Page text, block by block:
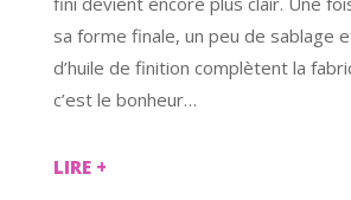
sa forme finale, un peu de sablage
d’huile de finition complètent la
c’est le bonheur…
LIRE +